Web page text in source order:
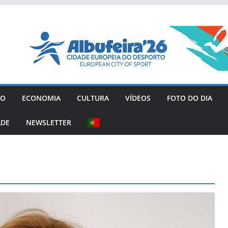
ECONOMIA CULTURA VÍDEOS FOTO DO DIA
NEWSLETTER